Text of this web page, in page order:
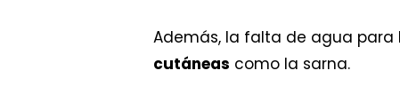
Además, la falta de agua
cutáneas como la sarna.